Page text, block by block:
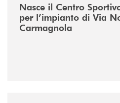
Nasce il Centro
per l’impianto di Via
Carmagnola